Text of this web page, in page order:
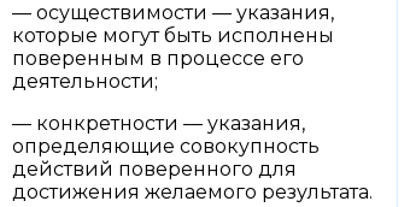
— осуществимости — указания,
которые могут быть исполнены
поверенным в процессе его
деятельности;
— конкретности — указания,
определяющие совокупность
действий поверенного для
достижения желаемого результата.